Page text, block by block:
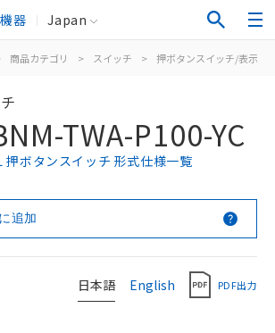
器 Japan
商品カテゴリ > スイッチ > 押ボタンスイッチ/表示灯
TWA-P100-YC
ボタンスイッチ 形式仕様一覧
追加
日本語 English PDF出力